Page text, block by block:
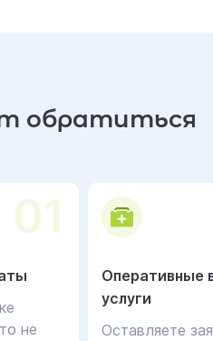
обратиться
01
не
Оперативные
услуги
Оставляете